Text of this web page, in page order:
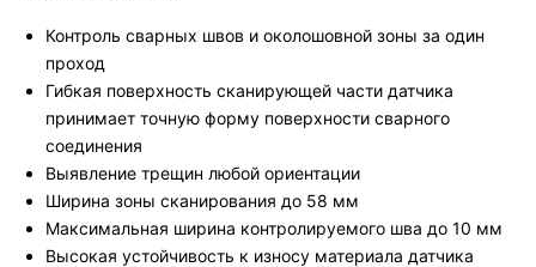
Контроль сварных швов и околошовной зоны за один
проход
Гибкая поверхность сканирующей части датчика
принимает точную форму поверхности сварного
соединения
Выявление трещин любой ориентации
Ширина зоны сканирования до 58 мм
Максимальная ширина контролируемого шва до 10 мм
Высокая устойчивость к износу материала датчика